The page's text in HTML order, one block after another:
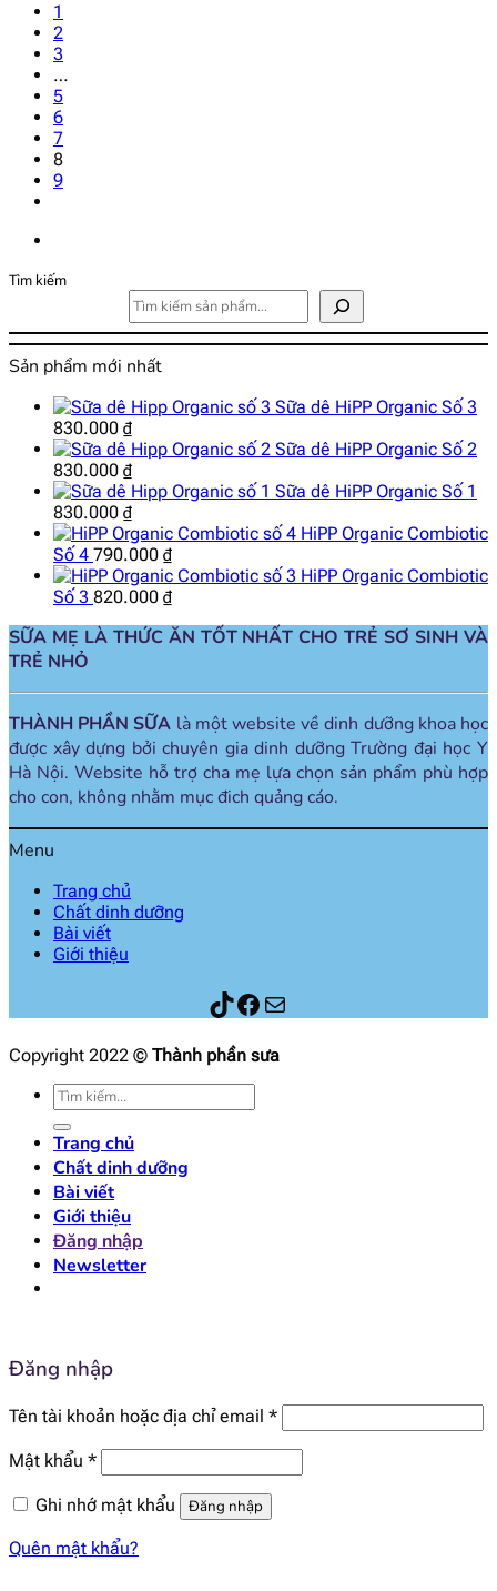
1
2
3
…
5
6
7
8
9
Tìm kiếm
Sản phẩm mới nhất
Sữa dê HiPP Organic Số 3
830.000 ₫
Sữa dê HiPP Organic Số 2
830.000 ₫
Sữa dê HiPP Organic Số 1
830.000 ₫
HiPP Organic Combiotic
Số 4 790.000 ₫
HiPP Organic Combiotic
Số 3 820.000 ₫
SỮA MẸ LÀ THỨC ĂN TỐT NHẤT CHO TRẺ SƠ SINH VÀ
TRẺ NHỎ
THÀNH PHẦN SỮA là một website về dinh dưỡng khoa học
được xây dựng bởi chuyên gia dinh dưỡng Trường đại học Y
Hà Nội. Website hỗ trợ cha mẹ lựa chọn sản phẩm phù hợp
cho con, không nhằm mục đich quảng cáo.
Menu
Trang chủ
Chất dinh dưỡng
Bài viết
Giới thiệu
Thành phần sữaFacebook
Mail
Copyright 2022 © Thành phần sưa
Tìm
kiếm:
Trang chủ
Chất dinh dưỡng
Bài viết
Giới thiệu
Đăng nhập
Newsletter
Đăng nhập
Tên tài khoản hoặc địa chỉ email *Bắt
buộc
Mật khẩu *Bắt
buộc
Ghi nhớ mật khẩu
Đăng nhập
Quên mật khẩu?